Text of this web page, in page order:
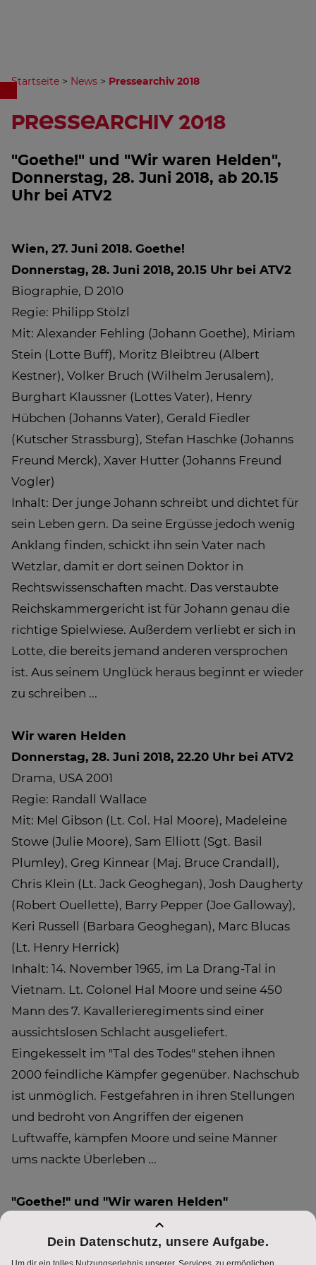
Startseite > News > Pressearchiv 2018
Pressearchiv 2018
"Goethe!" und "Wir waren Helden",
Donnerstag, 28. Juni 2018, ab 20.15
Uhr bei ATV2
Wien, 27. Juni 2018. Goethe!
Donnerstag, 28. Juni 2018, 20.15 Uhr bei ATV2
Biographie, D 2010
Regie: Philipp Stölzl
Mit: Alexander Fehling (Johann Goethe), Miriam
Stein (Lotte Buff), Moritz Bleibtreu (Albert
Kestner), Volker Bruch (Wilhelm Jerusalem),
Burghart Klaussner (Lottes Vater), Henry
Hübchen (Johanns Vater), Gerald Fiedler
(Kutscher Strassburg), Stefan Haschke (Johanns
Freund Merck), Xaver Hutter (Johanns Freund
Vogler)
Inhalt: Der junge Johann schreibt und dichtet für
sein Leben gern. Da seine Ergüsse jedoch wenig
Anklang finden, schickt ihn sein Vater nach
Wetzlar, damit er dort seinen Doktor in
Rechtswissenschaften macht. Das verstaubte
Reichskammergericht ist für Johann genau die
richtige Spielwiese. Außerdem verliebt er sich in
Lotte, die bereits jemand anderen versprochen
ist. Aus seinem Unglück heraus beginnt er wieder
zu schreiben ...
Wir waren Helden
Donnerstag, 28. Juni 2018, 22.20 Uhr bei ATV2
Drama, USA 2001
Regie: Randall Wallace
Mit: Mel Gibson (Lt. Col. Hal Moore), Madeleine
Stowe (Julie Moore), Sam Elliott (Sgt. Basil
Plumley), Greg Kinnear (Maj. Bruce Crandall),
Chris Klein (Lt. Jack Geoghegan), Josh Daugherty
(Robert Ouellette), Barry Pepper (Joe Galloway),
Keri Russell (Barbara Geoghegan), Marc Blucas
(Lt. Henry Herrick)
Inhalt: 14. November 1965, im La Drang-Tal in
Vietnam. Lt. Colonel Hal Moore und seine 450
Mann des 7. Kavallerieregiments sind einer
aussichtslosen Schlacht ausgeliefert.
Eingekesselt im "Tal des Todes" stehen ihnen
2000 feindliche Kämpfer gegenüber. Nachschub
ist unmöglich. Festgefahren in ihren Stellungen
und bedroht von Angriffen der eigenen
Luftwaffe, kämpfen Moore und seine Männer
ums nackte Überleben ...
"Goethe!" und "Wir waren Helden"
Donnerstag, 28. Juni 2018, ab 20.15 Uhr bei